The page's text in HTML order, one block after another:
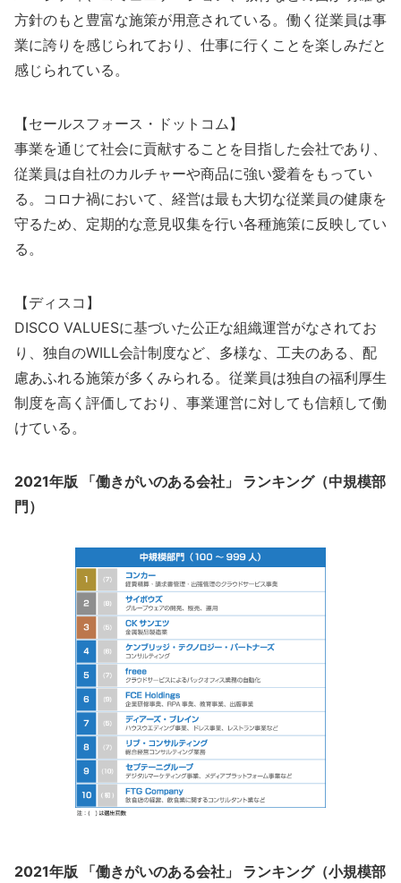
方針のもと豊富な施策が用意されている。働く従業員は事
業に誇りを感じられており、仕事に行くことを楽しみだと
感じられている。
【セールスフォース・ドットコム】
事業を通じて社会に貢献することを目指した会社であり、
従業員は自社のカルチャーや商品に強い愛着をもってい
る。コロナ禍において、経営は最も大切な従業員の健康を
守るため、定期的な意見収集を行い各種施策に反映してい
る。
【ディスコ】
DISCO VALUESに基づいた公正な組織運営がなされてお
り、独自のWILL会計制度など、多様な、工夫のある、配
慮あふれる施策が多くみられる。従業員は独自の福利厚生
制度を高く評価しており、事業運営に対しても信頼して働
けている。
2021年版 「働きがいのある会社」 ランキング（中規模部
門）
2021年版 「働きがいのある会社」 ランキング（小規模部